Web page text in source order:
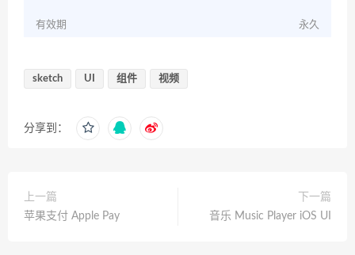
有效期 永久
sketch UI 组件 视频
分享到：
上一篇
苹果支付 Apple Pay
下一篇
音乐 Music Player iOS UI